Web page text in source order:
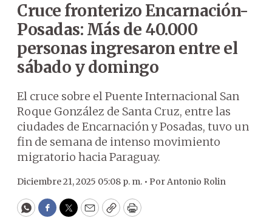
Cruce fronterizo Encarnación-
Posadas: Más de 40.000
personas ingresaron entre el
sábado y domingo
El cruce sobre el Puente Internacional San
Roque González de Santa Cruz, entre las
ciudades de Encarnación y Posadas, tuvo un
fin de semana de intenso movimiento
migratorio hacia Paraguay.
Diciembre 21, 2025 05:08 p. m. • PorAntonio Rolin
WhatsApp
Facebook
Twitter
EmailCopyPrint